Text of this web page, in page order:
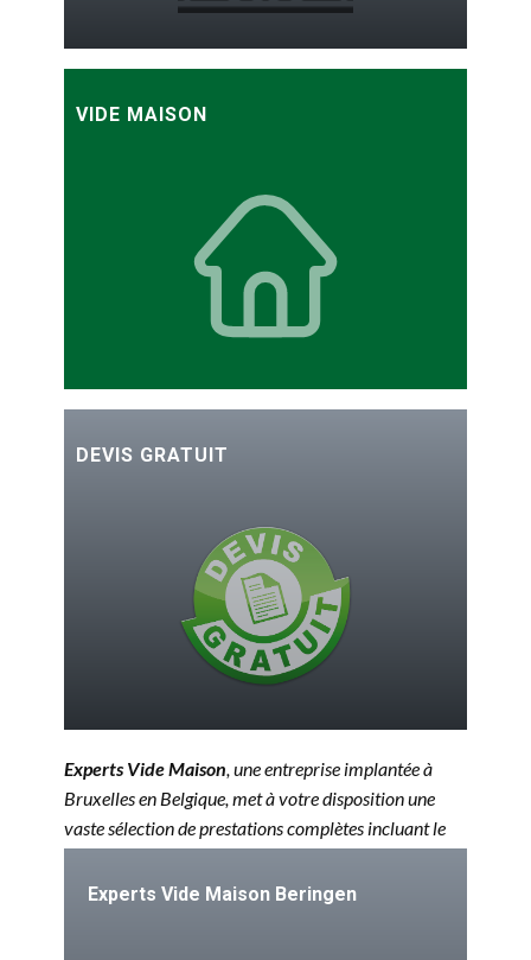
VIDE MAISON
DEVIS GRATUIT
Experts Vide Maison, une entreprise implantée à
Bruxelles en Belgique, met à votre disposition une
vaste sélection de prestations complètes incluant le
ainsi que l'acquisition d'antiquités.
Experts Vide Maison Beringen